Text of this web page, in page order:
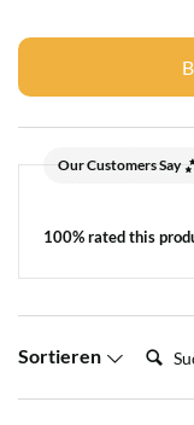
Our Customers Say
100% rated this
Sortieren Suchen: